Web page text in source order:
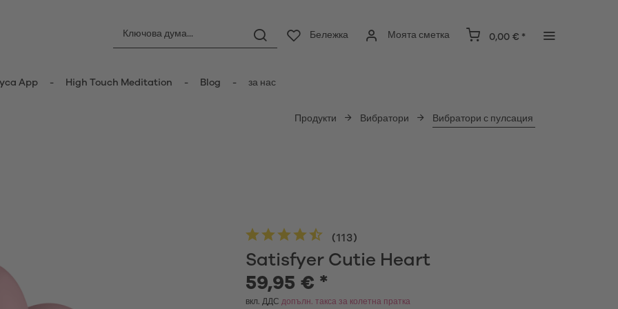
Бележка Моята сметка 0,00 € *
App High Touch Meditation Blog за нас
тип „заек“
Vibrators
Менструални чаши
Продукти Вибратори Вибратори с пулсация
Satisfyer Cutie Heart
(113)
59,95 € *
вкл. ДДС допълн. такса за колетна пратка